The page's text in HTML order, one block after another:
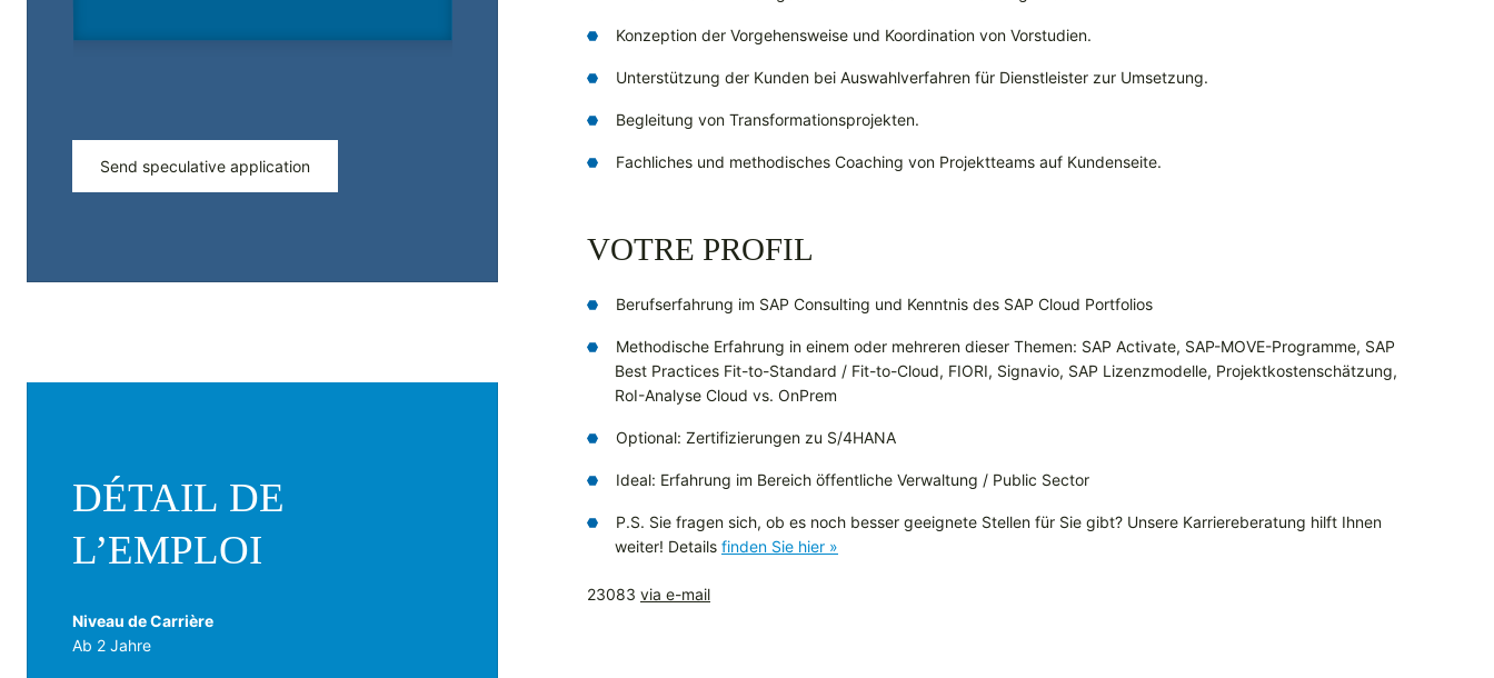
Send speculative application
DÉTAIL DE
L’EMPLOI
Niveau de Carrière
Ab 2 Jahre
Konzeption der Vorgehensweise und Koordination von Vorstudien.
Unterstützung der Kunden bei Auswahlverfahren für Dienstleister zur Umsetzung.
Begleitung von Transformationsprojekten.
Fachliches und methodisches Coaching von Projektteams auf Kundenseite.
VOTRE PROFIL
Berufserfahrung im SAP Consulting und Kenntnis des SAP Cloud Portfolios
Methodische Erfahrung in einem oder mehreren dieser Themen: SAP Activate, SAP-MOVE-Programme, SAP
Best Practices Fit-to-Standard / Fit-to-Cloud, FIORI, Signavio, SAP Lizenzmodelle, Projektkostenschätzung,
RoI-Analyse Cloud vs. OnPrem
Optional: Zertifizierungen zu S/4HANA
Ideal: Erfahrung im Bereich öffentliche Verwaltung / Public Sector
P.S. Sie fragen sich, ob es noch besser geeignete Stellen für Sie gibt? Unsere Karriereberatung hilft Ihnen
weiter! Details finden Sie hier »
23083 via e-mail